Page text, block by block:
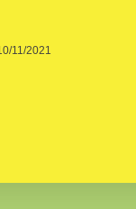
11/2021